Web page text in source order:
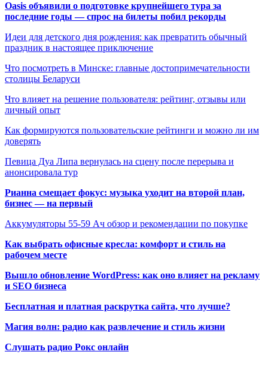
Oasis объявили о подготовке крупнейшего тура за
последние годы — спрос на билеты побил рекорды
Идеи для детского дня рождения: как превратить обычный
праздник в настоящее приключение
Что посмотреть в Минске: главные достопримечательности
столицы Беларуси
Что влияет на решение пользователя: рейтинг, отзывы или
личный опыт
Как формируются пользовательские рейтинги и можно ли им
доверять
Певица Дуа Липа вернулась на сцену после перерыва и
анонсировала тур
Рианна смещает фокус: музыка уходит на второй план,
бизнес — на первый
Аккумуляторы 55-59 Ач обзор и рекомендации по покупке
Как выбрать офисные кресла: комфорт и стиль на
рабочем месте
Вышло обновление WordPress: как оно влияет на рекламу
и SEO бизнеса
Бесплатная и платная раскрутка сайта, что лучше?
Магия волн: радио как развлечение и стиль жизни
Слушать радио Рокс онлайн